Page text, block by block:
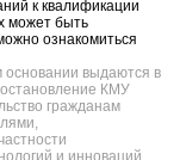
к квалификации
может быть
ознакомиться
основании выдаются в
КМУ
гражданам
и инноваций,